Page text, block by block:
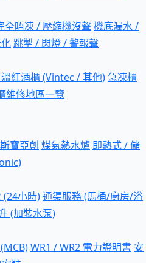
全唔凍 / 壓縮機沒聲 機底漏水 /
跳掣 / 閃燈 / 警報聲
紅酒櫃 (Vintec / 其他)急凍櫃
維修地區一覽
寶亞創 煤氣熱水爐 即熱式 / 儲
(24小時)通渠服務 (馬桶/廚房/浴
(加裝水泵)
WR1 / WR2 電力證明書 安